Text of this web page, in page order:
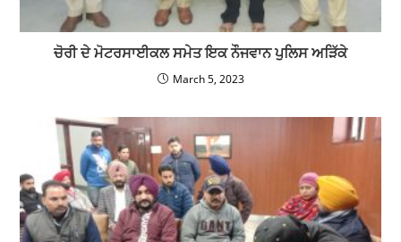
ਚੋਰੀ ਦੇ ਮੋਟਰਸਾਈਕਲ ਸਮੇਤ ਇਕ ਨੌਜਵਾਨ ਪੁਲਿਸ ਅੜਿੱਕੇ
March 5, 2023